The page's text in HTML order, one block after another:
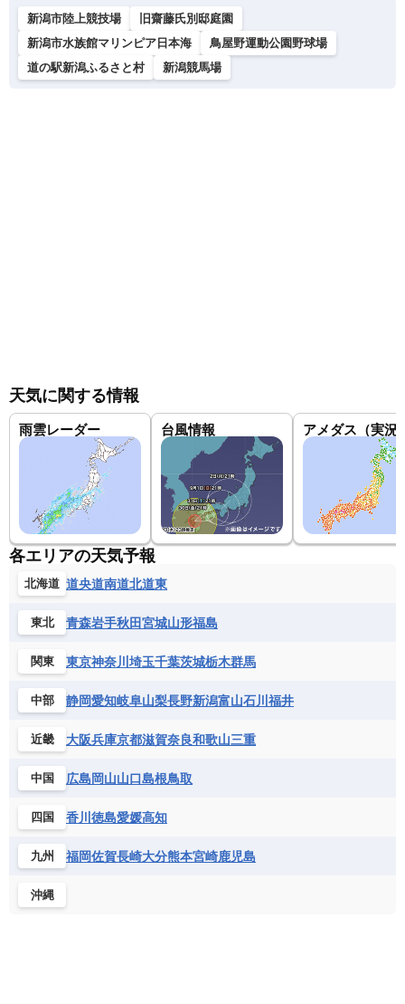
新潟市陸上競技場
旧齋藤氏別邸庭園
新潟市水族館マリンピア日本海
鳥屋野運動公園野球場
道の駅新潟ふるさと村
新潟競馬場
天気に関する情報
雨雲レーダー 台風情報 アメダス（実況
各エリアの天気予報
北海道 道央道南道北道東
東北 青森岩手秋田宮城山形福島
関東 東京神奈川 埼玉千葉茨城栃木群馬
中部 静岡愛知岐阜山梨長野新潟富山石川 福井
近畿 大阪兵庫京都滋賀奈良和歌山三重
中国 広島岡山山口島根鳥取
四国 香川 徳島愛媛高知
九州 福岡佐賀長崎大分熊本宮崎鹿児島
沖縄